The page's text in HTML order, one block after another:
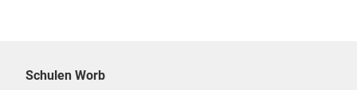
Schulen Worb